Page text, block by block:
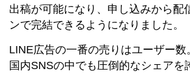
出稿が可能になり、申し込みから配
ンで完結できるようになりました。
LINE広告の一番の売りはユーザー数
国内SNSの中でも圧倒的なシェアを